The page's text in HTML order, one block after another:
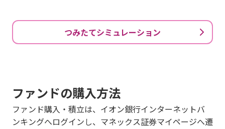
つみたてシミュレーション
ファンドの購入方法
ファンド購入・積立は、イオン銀行インターネットバ
ンキングへログインし、マネックス証券マイページへ遷